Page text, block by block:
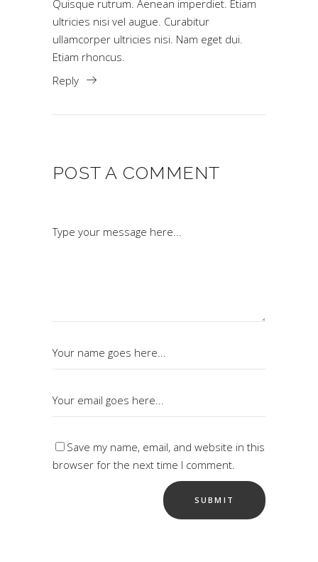
Quisque rutrum. Aenean imperdiet. Etiam
ultricies nisi vel augue. Curabitur
ullamcorper ultricies nisi. Nam eget dui.
Etiam rhoncus.
Reply
POST A COMMENT
Save my name, email, and website in this
browser for the next time I comment.